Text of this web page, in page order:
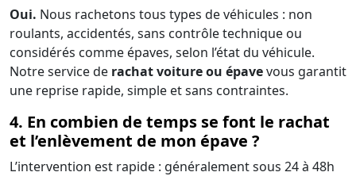
Oui. Nous rachetons tous types de véhicules : non
roulants, accidentés, sans contrôle technique ou
considérés comme épaves, selon l’état du véhicule.
Notre service de rachat voiture ou épavevous garantit
une reprise rapide, simple et sans contraintes.
4. En combien de temps se font le rachat
et l’enlèvement de mon épave ?
L’intervention est rapide : généralement sous 24 à 48h